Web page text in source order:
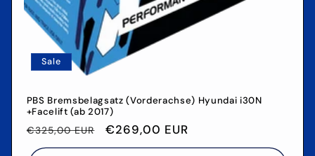
Sale
PBS Bremsbelagsatz (Vorderachse) Hyundai i30N
+Facelift (ab 2017)
Normaler
Preis
€325,00 EUR Verkaufspreis
€269,00 EUR